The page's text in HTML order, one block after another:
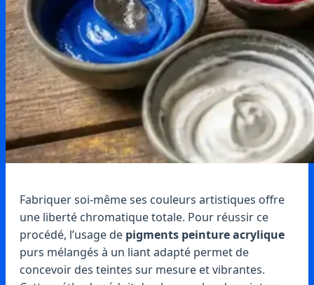
Fabriquer soi-même ses couleurs artistiques offre
une liberté chromatique totale. Pour réussir ce
procédé, l’usage de pigments peinture acrylique
purs mélangés à un liant adapté permet de
concevoir des teintes sur mesure et vibrantes.